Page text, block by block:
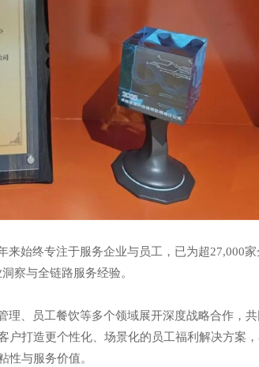
来始终专注于服务企业与员工，已为超27,000
察与全链路服务经验。
理、员工餐饮等多个领域展开深度战略合作，
户打造更个性化、场景化的员工福利解决方案
性与服务价值。
邮箱:
地址: 上海市徐